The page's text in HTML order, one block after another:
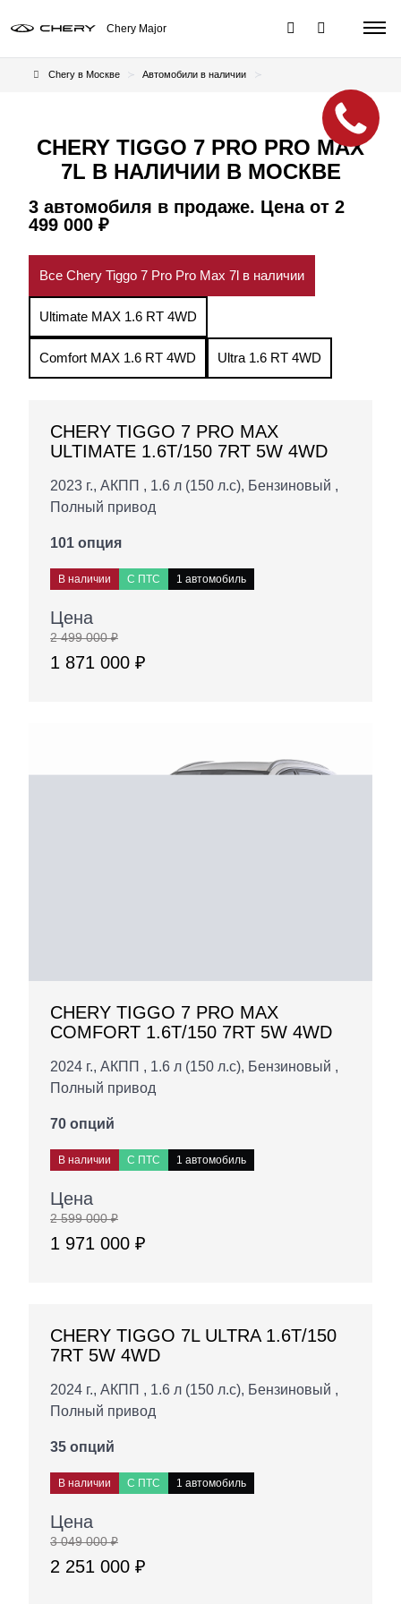
Chery Major
Chery в Москве Автомобили в наличии
CHERY TIGGO 7 PRO PRO MAX
7L В НАЛИЧИИ В МОСКВЕ
3 автомобиля в продаже. Цена от 2
499 000 ₽
Все Chery Tiggo 7 Pro Pro Max 7l в наличии
Ultimate MAX 1.6 RT 4WD
Comfort MAX 1.6 RT 4WD Ultra 1.6 RT 4WD
CHERY TIGGO 7 PRO MAX
ULTIMATE 1.6T/150 7RT 5W 4WD
2023 г., АКПП , 1.6 л (150 л.с), Бензиновый ,
Полный привод
101 опция
В наличии С ПТС 1 автомобиль
Цена
2 499 000 ₽
1 871 000 ₽
CHERY TIGGO 7 PRO MAX
COMFORT 1.6T/150 7RT 5W 4WD
2024 г., АКПП , 1.6 л (150 л.с), Бензиновый ,
Полный привод
70 опций
В наличии С ПТС 1 автомобиль
Цена
2 599 000 ₽
1 971 000 ₽
CHERY TIGGO 7L ULTRA 1.6T/150
7RT 5W 4WD
2024 г., АКПП , 1.6 л (150 л.с), Бензиновый ,
Полный привод
35 опций
В наличии С ПТС 1 автомобиль
Цена
3 049 000 ₽
2 251 000 ₽